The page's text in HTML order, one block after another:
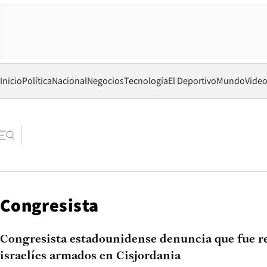
InicioPolíticaNacionalNegociosTecnologíaEl DeportivoMundo
Congresista
Congresista estadounidense denuncia que fue
israelíes armados en Cisjordania